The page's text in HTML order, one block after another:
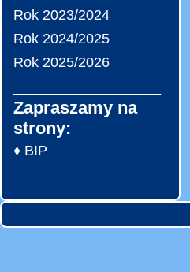
Rok 2023/2024
Rok 2024/2025
Rok 2025/2026
Zapraszamy na
strony:
♦ BIP